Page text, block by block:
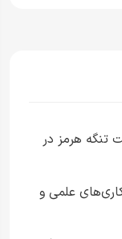
تنگه هرمز در
علمی و